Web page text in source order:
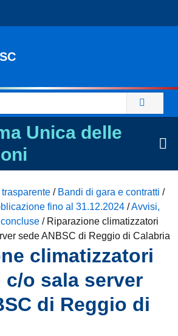
Unica delle
/ Bandi di gara e contratti /
fino al 31.12.2024 /Avvisi,
/ Riparazione climatizzatori
sede ANBSC di Reggio di Calabria
climatizzatori
c/o sala server
di Reggio di